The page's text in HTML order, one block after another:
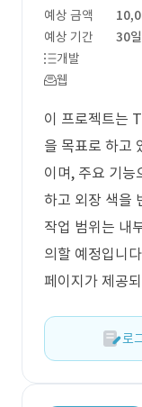
예상 금액
예상 기간
30일
개발
웹
이 프로젝트는
을 목표로 하고
이며, 주요 기능
하고 외장 색을
작업 범위는 내
의할 예정입니
페이지가 제공
로